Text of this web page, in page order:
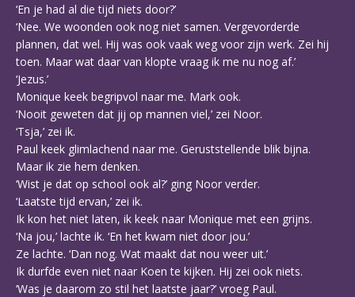
‘En je had al die tijd niets door?’
‘Nee. We woonden ook nog niet samen. Vergevorderde
plannen, dat wel. Hij was ook vaak weg voor zijn werk. Zei hij
toen. Maar wat daar van klopte vraag ik me nu nog af.’
‘Jezus.’
Monique keek begripvol naar me. Mark ook.
‘Nooit geweten dat jij op mannen viel,’ zei Noor.
‘Tsja,’ zei ik.
Paul keek glimlachend naar me. Geruststellende blik bijna.
Maar ik zie hem denken.
‘Wist je dat op school ook al?’ ging Noor verder.
‘Laatste tijd ervan,’ zei ik.
Ik kon het niet laten, ik keek naar Monique met een grijns.
‘Na jou,’ lachte ik. ‘En het kwam niet door jou.’
Ze lachte. ‘Dan nog. Wat maakt dat nou weer uit.’
Ik durfde even niet naar Koen te kijken. Hij zei ook niets.
‘Was je daarom zo stil het laatste jaar?’ vroeg Paul.